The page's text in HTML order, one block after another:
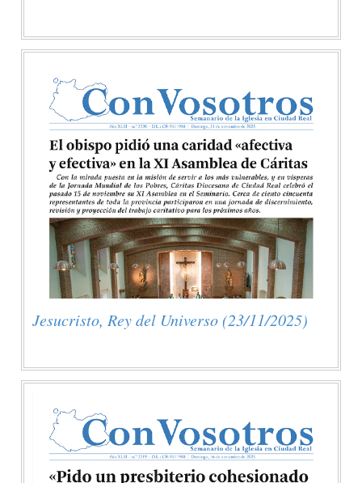
Jesucristo, Rey del Universo (23/11/2025)